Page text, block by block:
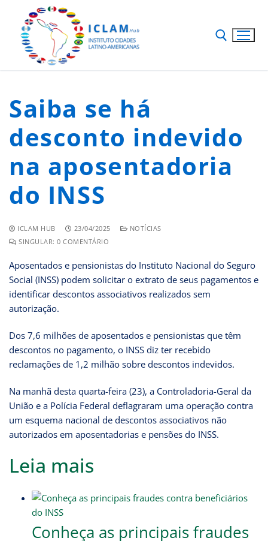
Saiba se há
desconto indevido
na aposentadoria
do INSS
ICLAM HUB 23/04/2025
NOTÍCIAS
SINGULAR: 0 COMENTÁRIO
Aposentados e pensionistas do Instituto Nacional do Seguro
Social (INSS) podem solicitar o extrato de seus pagamentos e
identificar descontos associativos realizados sem
autorização.
Dos 7,6 milhões de aposentados e pensionistas que têm
descontos no pagamento, o INSS diz ter recebido
reclamações de 1,2 milhão sobre descontos indevidos.
Na manhã desta quarta-feira (23), a Controladoria-Geral da
União e a Polícia Federal deflagraram uma operação contra
um esquema nacional de descontos associativos não
autorizados em aposentadorias e pensões do INSS.
Leia mais
Conheça as principais fraudes